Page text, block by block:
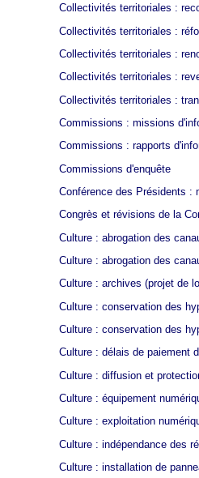
Collectivités territoriales :
Collectivités territoriales :
Collectivités territoriales :
Collectivités territoriales :
Collectivités territoriales :
Commissions : missions
Commissions : rapports
Commissions d'enquête
Conférence des Présidents :
Congrès et révisions de la
Culture : abrogation des
Culture : abrogation des
Culture : archives (projet de
Culture : conservation des
Culture : conservation des
Culture : délais de paiement
Culture : diffusion et
Culture : équipement
Culture : exploitation
Culture : indépendance des
Culture : installation de